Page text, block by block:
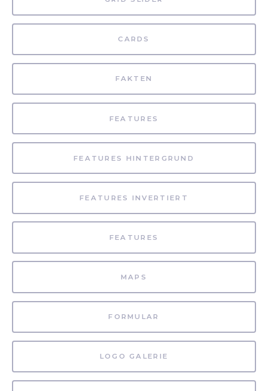
CARDS
FAKTEN
FEATURES
FEATURES HINTERGRUND
FEATURES INVERTIERT
FEATURES
MAPS
FORMULAR
LOGO GALERIE